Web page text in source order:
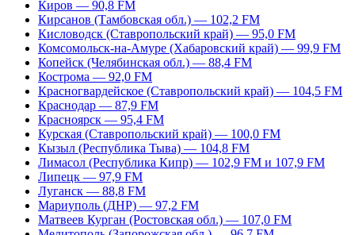
Киров — 90,8 FM
Кирсанов (Тамбовская обл.) — 102,2 FM
Кисловодск (Ставропольский край) — 95,0 FM
Комсомольск-на-Амуре (Хабаровский край) — 99,9 FM
Копейск (Челябинская обл.) — 88,4 FM
Кострома — 92,0 FM
Красногвардейское (Ставропольский край) — 104,5 FM
Краснодар — 87,9 FM
Красноярск — 95,4 FM
Курская (Ставропольский край) — 100,0 FM
Кызыл (Республика Тыва) — 104,8 FM
Лимасол (Республика Кипр) — 102,9 FM и 107,9 FM
Липецк — 97,9 FM
Луганск — 88,8 FM
Мариуполь (ДНР) — 97,2 FM
Матвеев Курган (Ростовская обл.) — 107,0 FM